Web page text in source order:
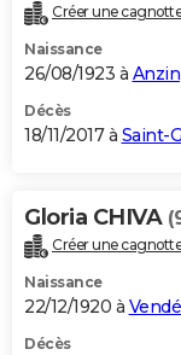
Créer une
Naissance
26/08/1923 à Anzin
Décès
18/11/2017 à Saint-
Gloria CHIVA
Créer une
Naissance
22/12/1920 à
Décès